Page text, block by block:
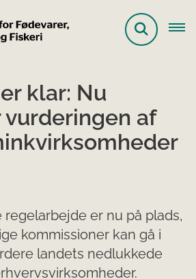
klar: Nu
af
er nu på plads,
kommissioner kan gå i
landets nedlukkede